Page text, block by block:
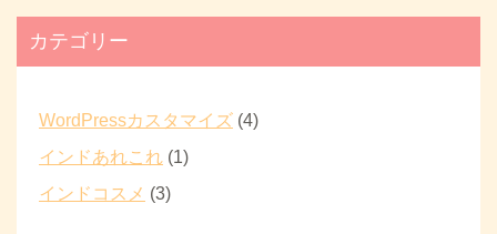
カテゴリー
WordPressカスタマイズ (4)
インドあれこれ (1)
インドコスメ (3)